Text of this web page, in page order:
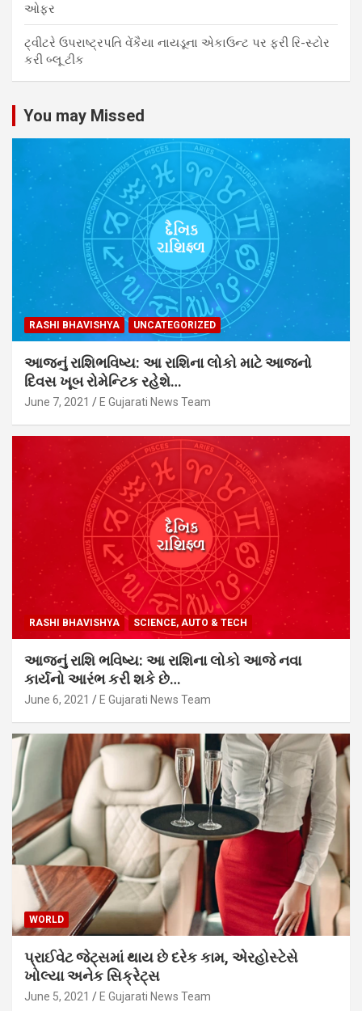
ઓફર
ટ્વીટરે ઉપરાષ્ટ્રપતિ વેંકૈયા નાયડૂના એકાઉન્ટ પર ફરી રિ-સ્ટોર
કરી બ્લૂ ટીક
You may Missed
RASHI BHAVISHYA UNCATEGORIZED
આજનું રાશિભવિષ્ય: આ રાશિના લોકો માટે આજનો
દિવસ ખૂબ રોમેન્ટિક રહેશે…
June 7, 2021 E Gujarati News Team
RASHI BHAVISHYA SCIENCE, AUTO & TECH
આજનું રાશિ ભવિષ્ય: આ રાશિના લોકો આજે નવા
કાર્યનો આરંભ કરી શકે છે…
June 6, 2021 E Gujarati News Team
WORLD
પ્રાઈવેટ જેટ્સમાં થાય છે દરેક કામ, એરહોસ્ટેસે
ખોલ્યા અનેક સિક્રેટ્સ
June 5, 2021 E Gujarati News Team